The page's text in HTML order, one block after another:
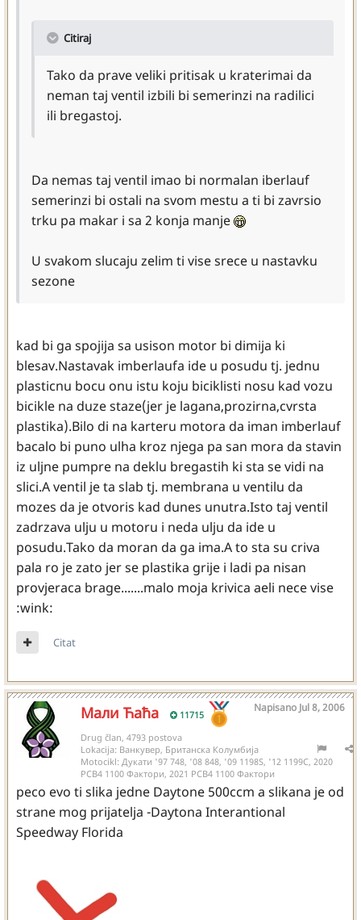
Citiraj
Tako da prave veliki pritisak u kraterimai da
neman taj ventil izbili bi semerinzi na radilici
ili bregastoj.
Da nemas taj ventil imao bi normalan iberlauf
semerinzi bi ostali na svom mestu a ti bi zavrsio
trku pa makar i sa 2 konja manje
U svakom slucaju zelim ti vise srece u nastavku
sezone
kad bi ga spojija sa usison motor bi dimija ki
blesav.Nastavak imberlaufa ide u posudu tj. jednu
plasticnu bocu onu istu koju biciklisti nosu kad vozu
bicikle na duze staze(jer je lagana,prozirna,cvrsta
plastika).Bilo di na karteru motora da iman imberlauf
bacalo bi puno ulha kroz njega pa san mora da stavin
iz uljne pumpre na deklu bregastih ki sta se vidi na
slici.A ventil je ta slab tj. membrana u ventilu da
mozes da je otvoris kad dunes unutra.Isto taj ventil
zadrzava ulju u motoru i neda ulju da ide u
posudu.Tako da moran da ga ima.A to sta su criva
pala ro je zato jer se plastika grije i ladi pa nisan
provjeraca brage.......malo moja krivica aeli nece vise
:wink:
Citat
Мали Ћаћа 11715
Napisano Jul 8, 2006
Drug član, 4793 postova
Lokacija: Ванкувер, Британска Колумбија
Motocikl: Дукати '97 748, '08 848, '09 1198S, '12 1199С, 2020
РСВ4 1100 Фактори, 2021 РСВ4 1100 Фактори
peco evo ti slika jedne Daytone 500ccm a slikana je od
strane mog prijatelja -Daytona Interantional
Speedway Florida